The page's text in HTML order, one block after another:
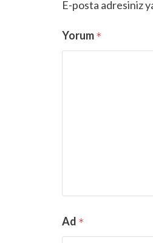
E-posta adresiniz
Yorum *
Ad *